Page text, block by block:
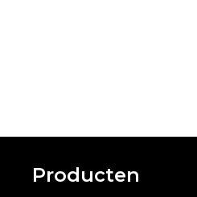
Producten